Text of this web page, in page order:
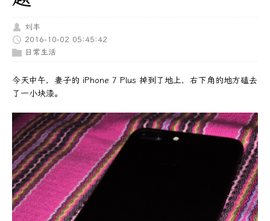
刘丰
2016-10-02 05:45:42
日常生活
今天中午，妻子的 iPhone 7 Plus 掉到了地上，右下角的地方磕去
了一小块漆。